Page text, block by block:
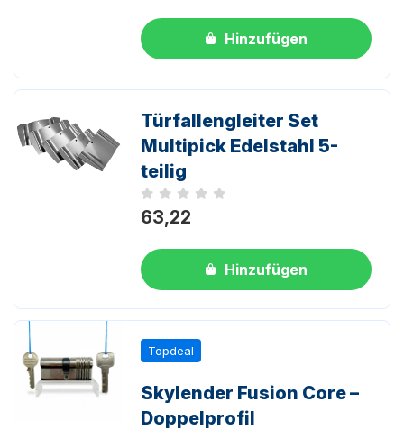
Hinzufügen
Türfallengleiter Set
Multipick Edelstahl 5-
teilig
Noch keine Bewertungen
63,22
Hinzufügen
Topdeal
Skylender Fusion Core –
Doppelprofil